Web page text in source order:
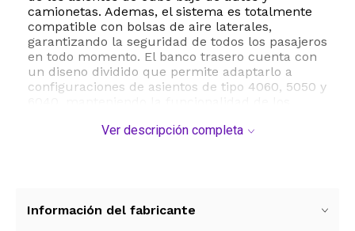
camionetas. Ademas, el sistema es totalmente
compatible con bolsas de aire laterales,
garantizando la seguridad de todos los pasajeros
en todo momento. El banco trasero cuenta con
un diseno dividido que permite adaptarlo a
configuraciones de asientos de tipo 4060, 5050 y
de seguridad.
un juego completo de nueve piezas: cinco
Ver descripción completa
Información del fabricante